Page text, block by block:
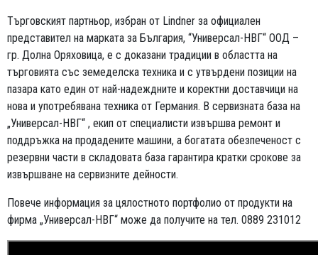
Търговският партньор, избран от Lindner за официален
представител на марката за България, “Универсал-НВГ“ ООД –
гр. Долна Оряховица, е с доказани традиции в областта на
търговията със земеделска техника и с утвърдени позиции на
пазара като един от най-надеждните и коректни доставчици на
нова и употребявана техника от Германия. В сервизната база на
„Универсал-НВГ“ , екип от специалисти извършва ремонт и
поддръжка на продадените машини, а богатата обезпеченост с
резервни части в складовата база гарантира кратки срокове за
извършване на сервизните дейности.
Повече информация за цялостното портфолио от продукти на
фирма „Универсал-НВГ“ може да получите на тел. 0889 231012